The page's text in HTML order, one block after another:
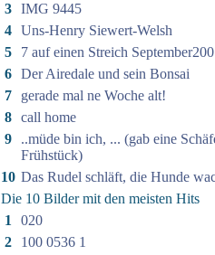
3 IMG 9445
4 Uns-Henry Siewert-Welsh
5
7 auf einen Streich
6 Der Airedale und sein Bonsai
7
gerade mal ne Woche alt!
8 call home
9
..müde bin ich, ... (gab eine
Frühstück)
10 Das Rudel schläft, die Hunde
Die 10 Bilder mit den meisten Hits
1
020
2
100 0536 1